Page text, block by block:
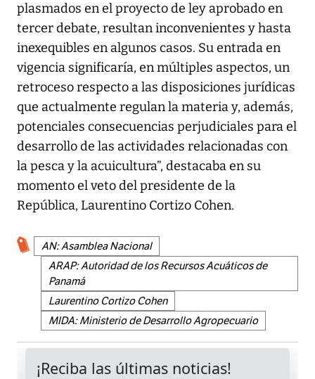
plasmados en el proyecto de ley aprobado en
tercer debate, resultan inconvenientes y hasta
inexequibles en algunos casos. Su entrada en
vigencia significaría, en múltiples aspectos, un
retroceso respecto a las disposiciones jurídicas
que actualmente regulan la materia y, además,
potenciales consecuencias perjudiciales para el
desarrollo de las actividades relacionadas con
la pesca y la acuicultura”, destacaba en su
momento el veto del presidente de la
República, Laurentino Cortizo Cohen.
AN: Asamblea Nacional
ARAP: Autoridad de los Recursos Acuáticos de
Panamá
Laurentino Cortizo Cohen
MIDA: Ministerio de Desarrollo Agropecuario